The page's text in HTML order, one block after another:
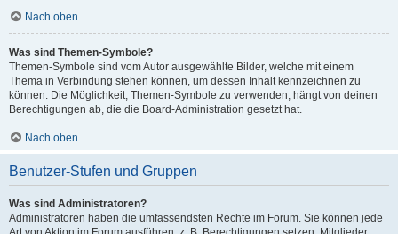
Nach oben
Was sind Themen-Symbole?
Themen-Symbole sind vom Autor ausgewählte Bilder, welche mit einem
Thema in Verbindung stehen können, um dessen Inhalt kennzeichnen zu
können. Die Möglichkeit, Themen-Symbole zu verwenden, hängt von deinen
Berechtigungen ab, die die Board-Administration gesetzt hat.
Nach oben
Benutzer-Stufen und Gruppen
Was sind Administratoren?
Administratoren haben die umfassendsten Rechte im Forum. Sie können jede